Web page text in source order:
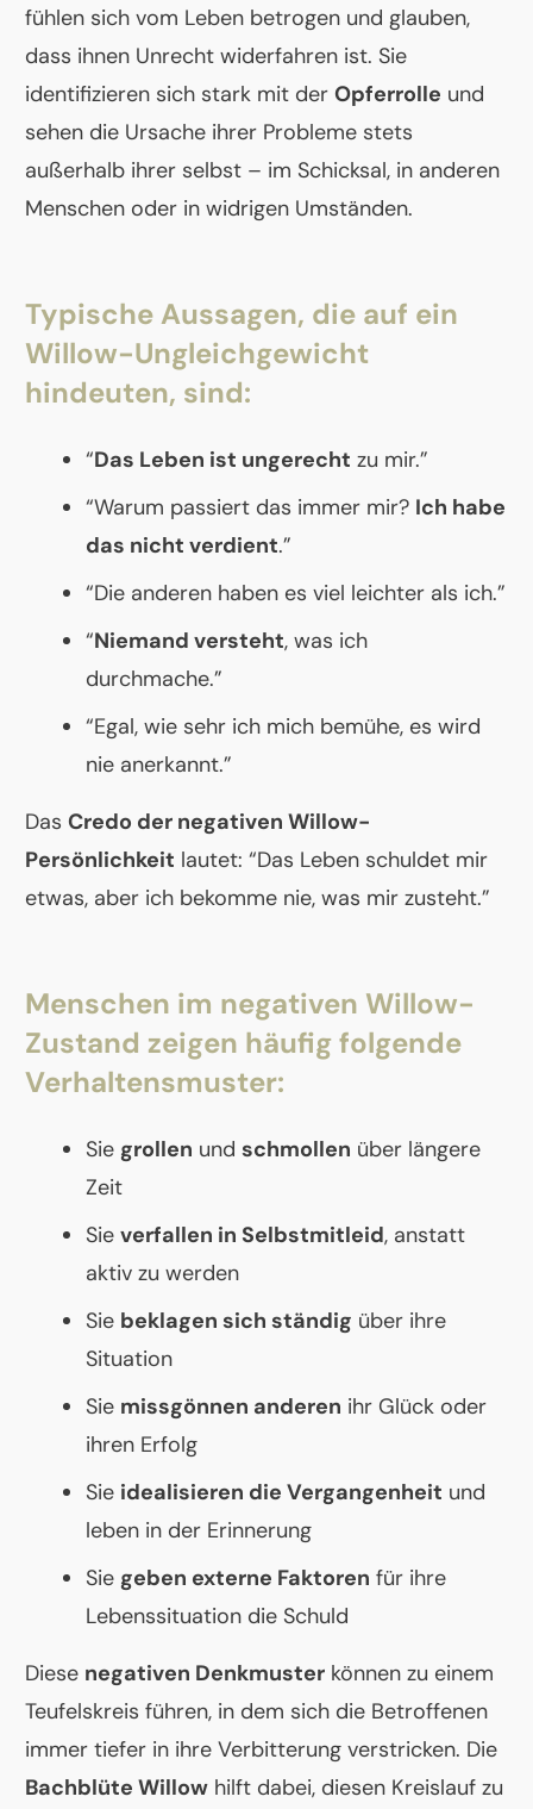
fühlen sich vom Leben betrogen und glauben,
dass ihnen Unrecht widerfahren ist. Sie
identifizieren sich stark mit der Opferrolle und
sehen die Ursache ihrer Probleme stets
außerhalb ihrer selbst – im Schicksal, in anderen
Menschen oder in widrigen Umständen.
Typische Aussagen, die auf ein
Willow-Ungleichgewicht
hindeuten, sind:
“Das Leben ist ungerecht zu mir.”
“Warum passiert das immer mir? Ich habe
das nicht verdient.”
“Die anderen haben es viel leichter als ich.”
“Niemand versteht, was ich
durchmache.”
“Egal, wie sehr ich mich bemühe, es wird
nie anerkannt.”
Das Credo der negativen Willow-
Persönlichkeit lautet: “Das Leben schuldet mir
etwas, aber ich bekomme nie, was mir zusteht.”
Menschen im negativen Willow-
Zustand zeigen häufig folgende
Verhaltensmuster:
Sie grollen und schmollen über längere
Zeit
Sie verfallen in Selbstmitleid, anstatt
aktiv zu werden
Sie beklagen sich ständig über ihre
Situation
Sie missgönnen anderen ihr Glück oder
ihren Erfolg
Sie idealisieren die Vergangenheit und
leben in der Erinnerung
Sie geben externe Faktoren für ihre
Lebenssituation die Schuld
Diese negativen Denkmuster können zu einem
Teufelskreis führen, in dem sich die Betroffenen
immer tiefer in ihre Verbitterung verstricken. Die
Bachblüte Willow hilft dabei, diesen Kreislauf zu